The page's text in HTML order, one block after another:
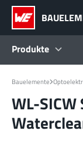
Produkte
Produkte
Referenzdesigns
Bauelemente
WL-SICW